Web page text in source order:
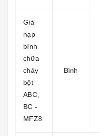
Giá
nạp
bình
chữa
cháy
bột
ABC,
BC -
MFZ8
Bình